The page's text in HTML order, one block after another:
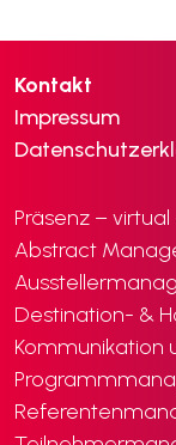
Kontakt
Impressum
Präsenz –
Abstract
Destination- &
Kommunikation